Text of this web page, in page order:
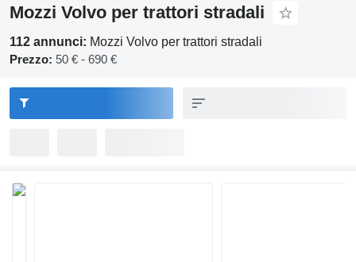
Mozzi Volvo per trattori stradali
112 annunci: Mozzi Volvo per trattori stradali
Prezzo: 50 € - 690 €